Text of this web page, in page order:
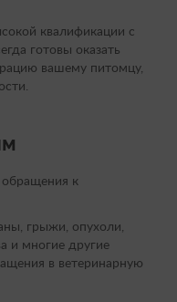
квалификации с
готовы оказать
вашему питомцу,
обращения к
грыжи, опухоли,
и многие другие
в ветеринарную